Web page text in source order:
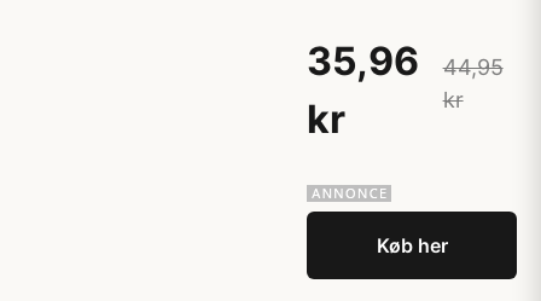
35,96
kr
44,95
kr
Køb her